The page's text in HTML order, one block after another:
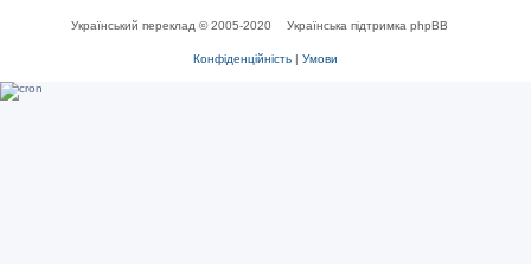
Український переклад © 2005-2020 Українська підтримка phpBB
Конфіденційність | Умови